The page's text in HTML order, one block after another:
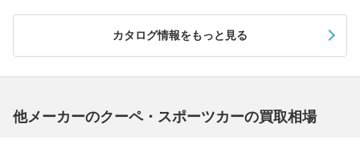
カタログ情報をもっと見る
他メーカーのクーペ・スポーツカーの買取相場